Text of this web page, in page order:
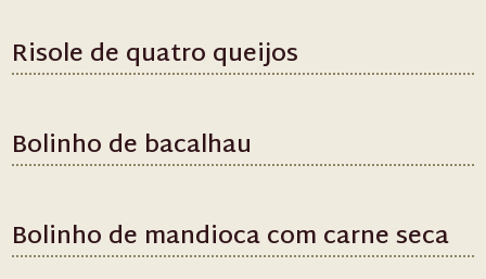
Risole de quatro queijos
Bolinho de bacalhau
Bolinho de mandioca com carne seca